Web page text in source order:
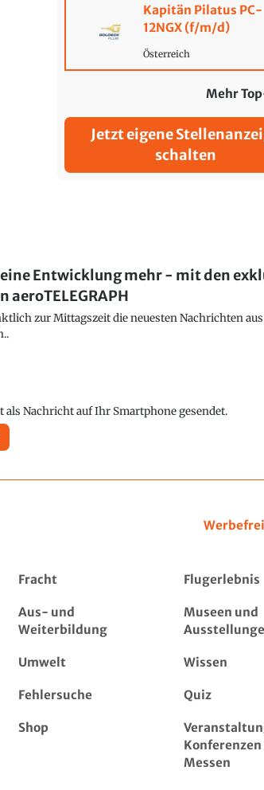
Kapitän Pilatus PC-
12NGX (f/m/d)
Österreich
Mehr
Jetzt eigene
schalten
Entwicklung mehr - mit den
zur Mittagszeit die neuesten Nachrichten
Nachricht auf Ihr Smartphone gesendet.
Werbefrei
Fracht Flugerlebnis
Aus- und
Weiterbildung
Museen und
Umwelt Wissen
Fehlersuche Quiz
Shop
Konferenzen
Messen